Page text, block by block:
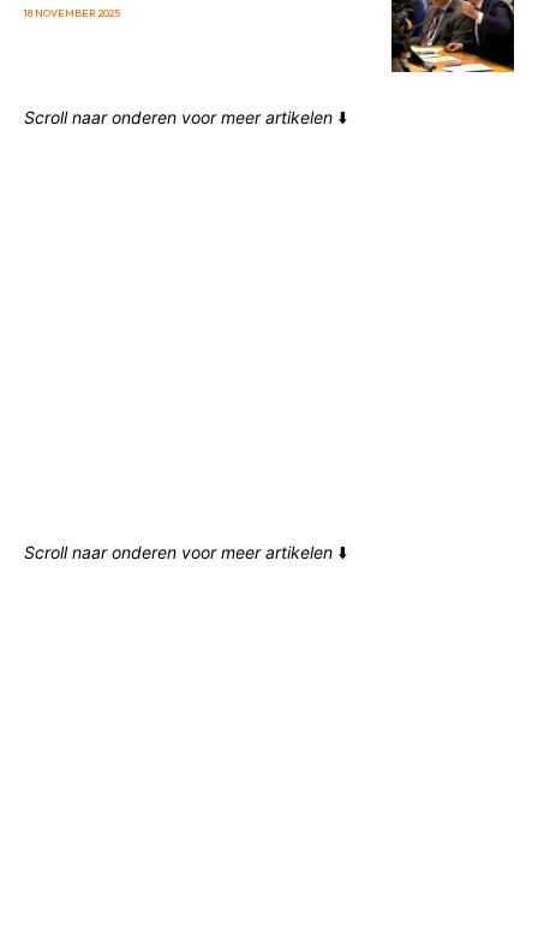
18 NOVEMBER 2025
Scroll naar onderen voor meer artikelen ⬇️
Scroll naar onderen voor meer artikelen ⬇️